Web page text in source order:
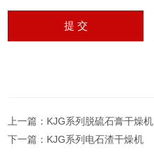
上一篇： KJG系列脱硫石膏干燥机
下一篇： KJG系列电石渣干燥机